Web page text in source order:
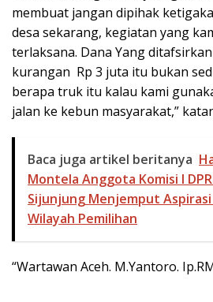
membuat jangan dipihak
desa sekarang, kegiatan yang
terlaksana. Dana Yang
kurangan Rp 3 juta itu bukan
berapa truk itu kalau kami
jalan ke kebun masyarakat,”
Baca juga artikel beritanya
Montela Anggota Komisi I
Sijunjung Menjemput
Wilayah Pemilihan
“Wartawan Aceh. M.Yantoro.